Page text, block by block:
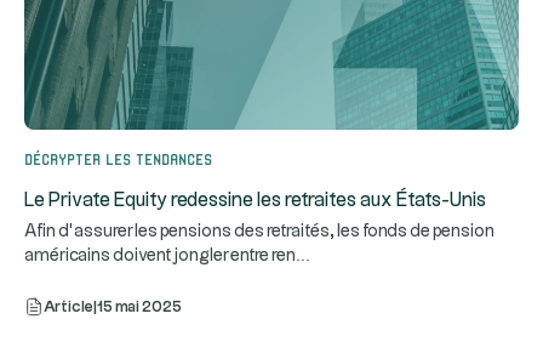
Décrypter les tendances
Le Private Equity redessine les retraites aux États-Unis
Afin d’assurer les pensions des retraités, les fonds de pension
américains doivent jongler entre ren
Article 15 mai 2025